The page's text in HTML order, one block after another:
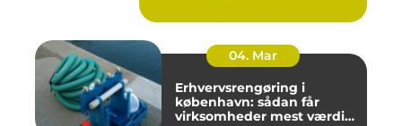
04. Mar
Erhvervsrengøring i
københavn: sådan får
virksomheder mest værdi